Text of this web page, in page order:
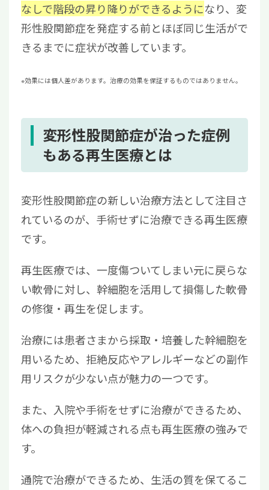
なしで階段の昇り降りができるようになり、変
形性股関節症を発症する前とほぼ同じ生活がで
きるまでに症状が改善しています。
※効果には個人差があります。治療の効果を保証するものではありません。
変形性股関節症が治った症例
もある再生医療とは
変形性股関節症の新しい治療方法として注目さ
れているのが、手術せずに治療できる再生医療
です。
再生医療では、一度傷ついてしまい元に戻らな
い軟骨に対し、幹細胞を活用して損傷した軟骨
の修復・再生を促します。
治療には患者さまから採取・培養した幹細胞を
用いるため、拒絶反応やアレルギーなどの副作
用リスクが少ない点が魅力の一つです。
また、入院や手術をせずに治療ができるため、
体への負担が軽減される点も再生医療の強みで
す。
通院で治療ができるため、生活の質を保てるこ